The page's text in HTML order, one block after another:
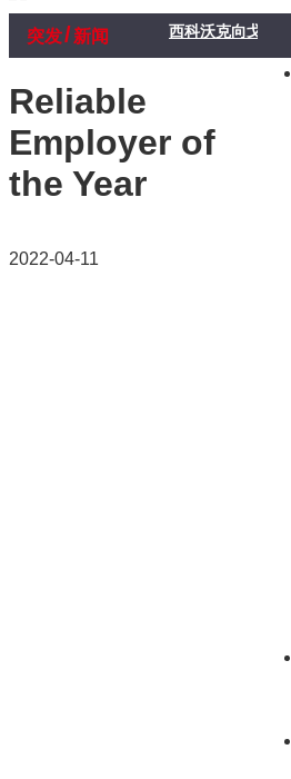
突发/新闻 西科沃克向戈德
Reliable
Employer of
the Year
2022-04-11